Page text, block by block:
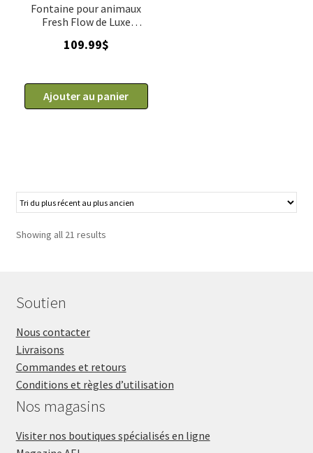
Fontaine pour animaux
Fresh Flow de Luxe
109.99$
Ajouter au panier
Showing all 21 results
Soutien
Nous contacter
Livraisons
Commandes et retours
Conditions et règles d’utilisation
Nos magasins
Visiter nos boutiques spécialisés en ligne